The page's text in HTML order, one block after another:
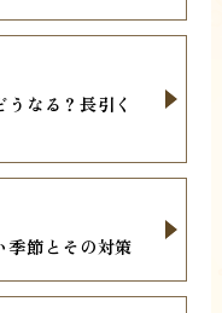
なる？長引く
季節とその対策